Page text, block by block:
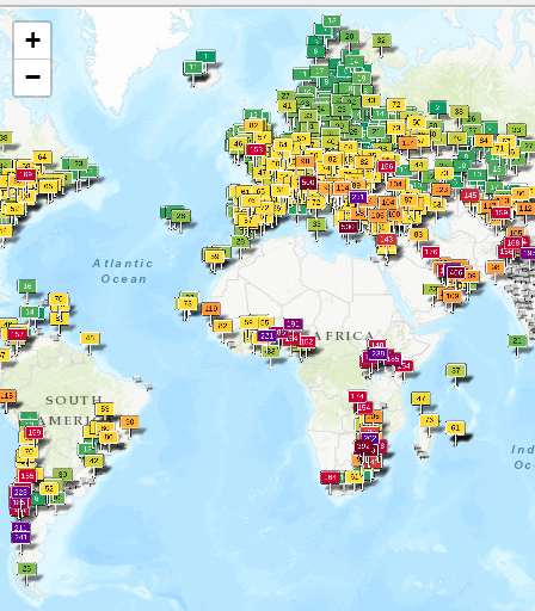
+
−